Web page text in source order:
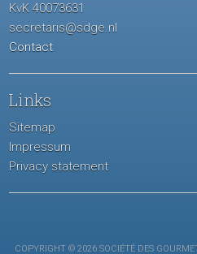
KvK 40073631
secretaris@sdge.nl
Contact
Links
Sitemap
Impressum
Privacy statement
COPYRIGHT © 2026 SOCIÉTÉ DES